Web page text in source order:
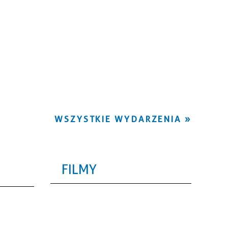
WSZYSTKIE WYDARZENIA
FILMY